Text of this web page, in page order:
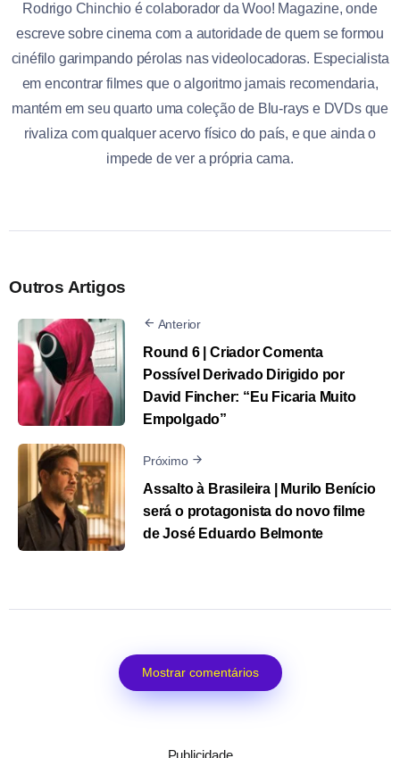
Rodrigo Chinchio é colaborador da Woo! Magazine, onde
escreve sobre cinema com a autoridade de quem se formou
cinéfilo garimpando pérolas nas videolocadoras. Especialista
em encontrar filmes que o algoritmo jamais recomendaria,
mantém em seu quarto uma coleção de Blu-rays e DVDs que
rivaliza com qualquer acervo físico do país, e que ainda o
impede de ver a própria cama.
Outros Artigos
Anterior
Round 6 | Criador Comenta
Possível Derivado Dirigido por
David Fincher: “Eu Ficaria Muito
Empolgado”
Próximo
Assalto à Brasileira | Murilo Benício
será o protagonista do novo filme
de José Eduardo Belmonte
Mostrar comentários
Publicidade